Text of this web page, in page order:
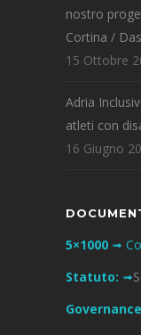
nostro
Cortina /
15 Ottobre
Adria
atleti con
16 Giugno
5×1000 ➟
Statuto: ➟